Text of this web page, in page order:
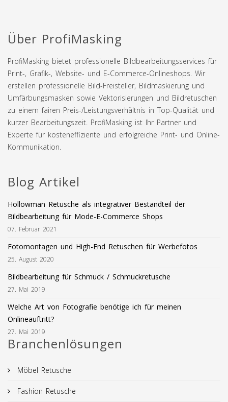
Über ProfiMasking
ProfiMasking bietet professionelle Bildbearbeitungsservices für
Print-, Grafik-, Website- und E-Commerce-Onlineshops. Wir
erstellen professionelle Bild-Freisteller, Bildmaskierung und
Umfärbungsmasken sowie Vektorisierungen und Bildretuschen
zu einem fairen Preis-/Leistungsverhältnis in Top-Qualität und
kurzer Bearbeitungszeit. ProfiMasking ist Ihr Partner und
Experte für kosteneffiziente und erfolgreiche Print- und Online-
Kommunikation.
Blog Artikel
Hollowman Retusche als integrativer Bestandteil der
Bildbearbeitung für Mode-E-Commerce Shops
07. Februar 2021
Fotomontagen und High-End Retuschen für Werbefotos
25. August 2020
Bildbearbeitung für Schmuck / Schmuckretusche
27. Mai 2019
Welche Art von Fotografie benötige ich für meinen
Onlineauftritt?
27. Mai 2019
Branchenlösungen
Möbel Retusche
Fashion Retusche